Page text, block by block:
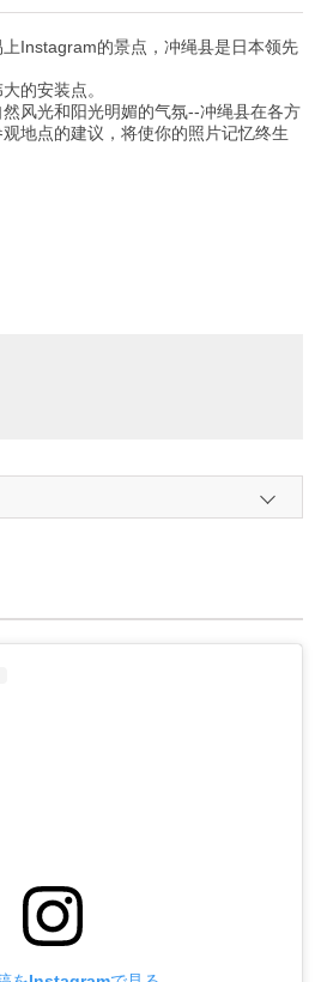
Instagram的景点，冲绳县是日本领先
的安装点。
风光和阳光明媚的气氛--冲绳县在各方
地点的建议，将使你的照片记忆终生